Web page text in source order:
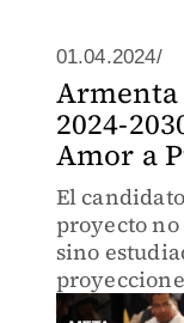
01.04.2024/
2024-
Amor a
El
proyecto no
sino
próximos